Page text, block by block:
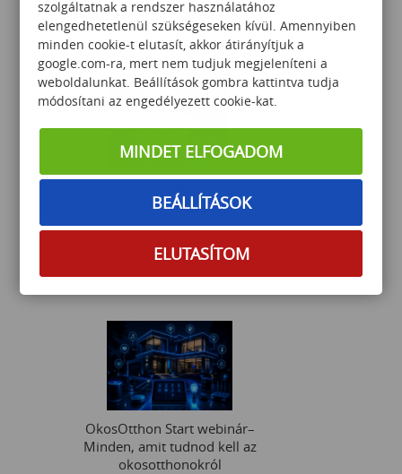
Érdeklődjön
programozás–középhaladó
145 000Ft
OkosOtthon Start webinár–
Minden, amit tudnod kell az
okosotthonokról
szolgáltatnak a rendszer használatához
elengedhetetlenül szükségeseken kívül. Amennyiben
minden cookie-t elutasít, akkor átirányítjuk a
google.com-ra, mert nem tudjuk megjeleníteni a
weboldalunkat. Beállítások gombra kattintva tudja
módosítani az engedélyezett cookie-kat.
MINDET ELFOGADOM
BEÁLLÍTÁSOK
ELUTASÍTOM